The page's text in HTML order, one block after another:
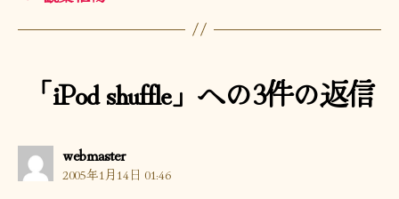
「iPod shuffle」への3件の返信
webmasterの
発
言:
2005年1月14日 01:46